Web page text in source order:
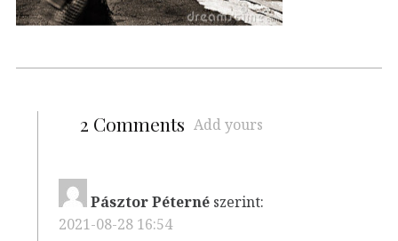
2 Comments Add yours
Pásztor Péterné szerint:
2021-08-28 16:54